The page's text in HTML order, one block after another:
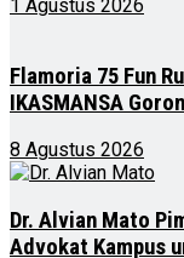
1 Agustus 2026
Flamoria 75 Fun
IKASMANSA
8 Agustus 2026
Dr. Alvian Mato
Advokat Kampus